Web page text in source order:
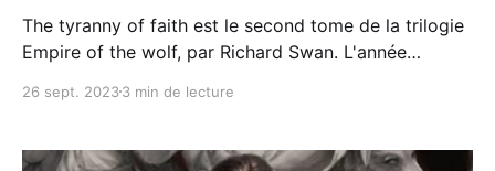
The tyranny of faith est le second tome de la trilogie
Empire of the wolf, par Richard Swan. L'année
laissé une forte impression et il était grand temps de
26 sept. 20233 min de lecture